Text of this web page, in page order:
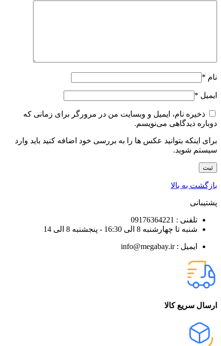
نام *
ایمیل *
ذخیره نام، ایمیل و وبسایت من در مرورگر برای زمانی که
دوباره دیدگاهی می‌نویسم.
برای اینکه بتوانید عکس ها را به بررسی خود اضافه کنید باید وارد
سیستم شوید.
بازگشت به بالا
پشتیبانی
تلفنی : 09176364221
شنبه تا چهارشنبه 8 الی 16:30 - پنجشنبه 8 الی 14
ایمیل : info@megabay.ir
ارسال سریع کالا